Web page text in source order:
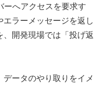
ーへアクセスを要求す
ラーメッセージを返し
、開発現場では「投げ返
ータのやり取りをイメ